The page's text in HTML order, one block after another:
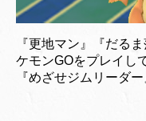
『更地マン』『だる
ケモンGOをプレイし
『めざせジムリーダ